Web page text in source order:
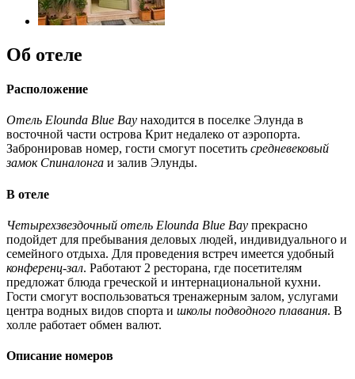
Об отеле
Расположение
Отель Elounda Blue Bay находится в поселке Элунда в
восточной части острова Крит недалеко от аэропорта.
Забронировав номер, гости смогут посетить средневековый
замок Спиналонга и залив Элунды.
В отеле
Четырехзвездочный отель Elounda Blue Bay прекрасно
подойдет для пребывания деловых людей, индивидуального и
семейного отдыха. Для проведения встреч имеется удобный
конференц-зал. Работают 2 ресторана, где посетителям
предложат блюда греческой и интернациональной кухни.
Гости смогут воспользоваться тренажерным залом, услугами
центра водных видов спорта и школы подводного плавания. В
холле работает обмен валют.
Описание номеров